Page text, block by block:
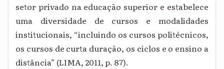
setor privado na educação superior e estabelece
uma diversidade de cursos e modalidades
institucionais, “incluindo os cursos politécnicos,
os cursos de curta duração, os ciclos e o ensino a
distância” (LIMA, 2011, p. 87).